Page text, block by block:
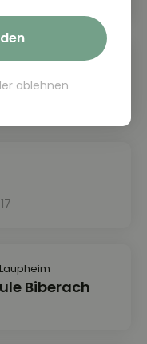
Biberach
ablehnen